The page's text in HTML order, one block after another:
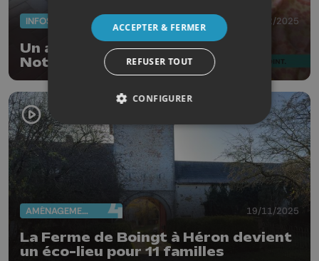
INFOS 11/12/2025
Un action symbolique à l’église
Notre-Dame Auxiliatrice pour
interpeller les autorités
AMÉNAGEMENT DU TERRITOIRE 19/11/2025
La Ferme de Boingt à Héron devient
un éco-lieu pour 11 familles
ACCEPTER & FERMER
REFUSER TOUT
CONFIGURER